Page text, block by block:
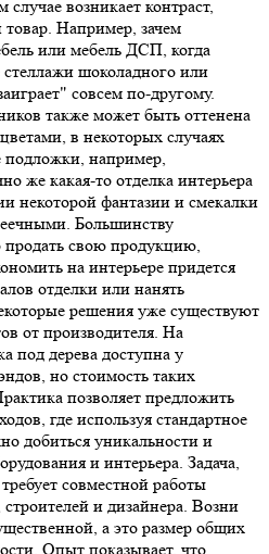
случае возникает контраст,
Например, зачем
или мебель ДСП, когда
шоколадного или
совсем по-другому.
также может быть оттенена
в некоторых случаях
подложки, например,
же какая-то отделка интерьера
некоторой фантазии и смекалки
Большинству
продать свою продукцию,
на интерьере придется
отделки или нанять
решения уже существуют
от производителя. На
под дерева доступна у
но стоимость таких
позволяет предложить
где используя стандартное
добиться уникальности и
и интерьера. Задача,
совместной работы
и дизайнера. Возни
а это размер общих
Опыт показывает, что